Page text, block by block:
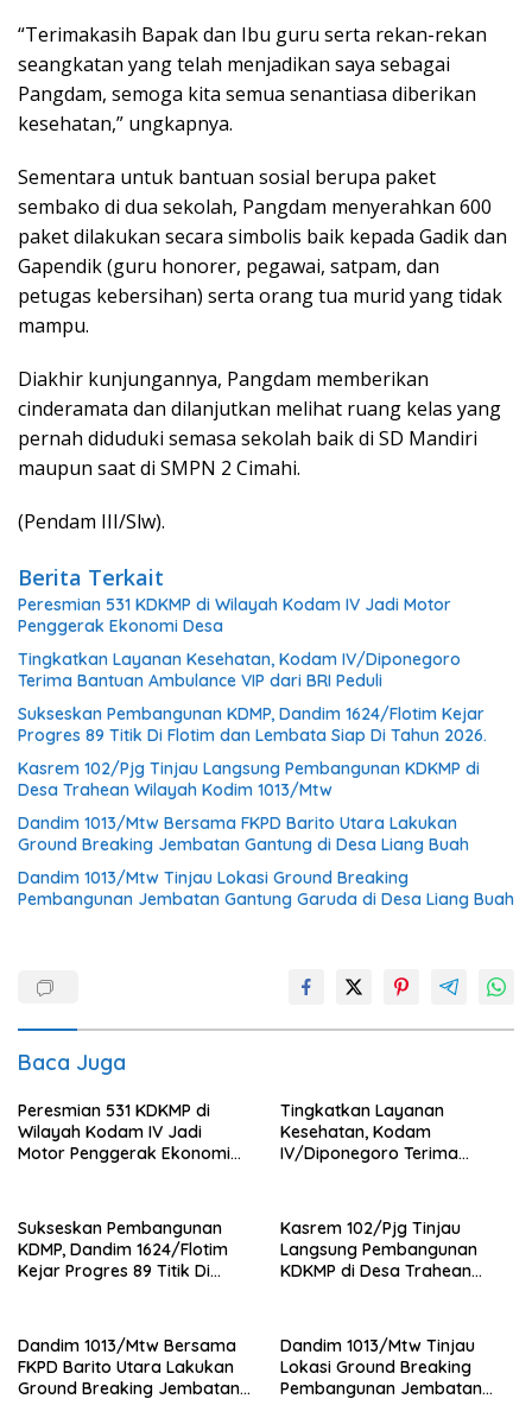
“Terimakasih Bapak dan Ibu guru serta rekan-rekan
seangkatan yang telah menjadikan saya sebagai
Pangdam, semoga kita semua senantiasa diberikan
kesehatan,” ungkapnya.
Sementara untuk bantuan sosial berupa paket
sembako di dua sekolah, Pangdam menyerahkan 600
paket dilakukan secara simbolis baik kepada Gadik dan
Gapendik (guru honorer, pegawai, satpam, dan
petugas kebersihan) serta orang tua murid yang tidak
mampu.
Diakhir kunjungannya, Pangdam memberikan
cinderamata dan dilanjutkan melihat ruang kelas yang
pernah diduduki semasa sekolah baik di SD Mandiri
maupun saat di SMPN 2 Cimahi.
(Pendam III/Slw).
Berita Terkait
Peresmian 531 KDKMP di Wilayah Kodam IV Jadi Motor
Penggerak Ekonomi Desa
Tingkatkan Layanan Kesehatan, Kodam IV/Diponegoro
Terima Bantuan Ambulance VIP dari BRI Peduli
Sukseskan Pembangunan KDMP, Dandim 1624/Flotim Kejar
Progres 89 Titik Di Flotim dan Lembata Siap Di Tahun 2026.
Kasrem 102/Pjg Tinjau Langsung Pembangunan KDKMP di
Desa Trahean Wilayah Kodim 1013/Mtw
Dandim 1013/Mtw Bersama FKPD Barito Utara Lakukan
Ground Breaking Jembatan Gantung di Desa Liang Buah
Dandim 1013/Mtw Tinjau Lokasi Ground Breaking
Pembangunan Jembatan Gantung Garuda di Desa Liang Buah
Baca Juga
Peresmian 531 KDKMP di
Wilayah Kodam IV Jadi
Motor Penggerak Ekonomi
Tingkatkan Layanan
Kesehatan, Kodam
IV/Diponegoro Terima
Sukseskan Pembangunan
KDMP, Dandim 1624/Flotim
Kejar Progres 89 Titik Di
Kasrem 102/Pjg Tinjau
Langsung Pembangunan
KDKMP di Desa Trahean
Dandim 1013/Mtw Bersama
FKPD Barito Utara Lakukan
Ground Breaking Jembatan
Dandim 1013/Mtw Tinjau
Lokasi Ground Breaking
Pembangunan Jembatan